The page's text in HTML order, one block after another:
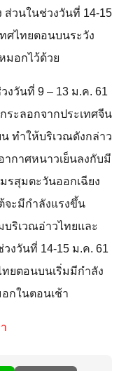
ส่วนในช่วงวันที่ 14-15
ศไทยตอนบนระวัง
มอกไว้ด้วย
วันที่ 9 – 13 ม.ค. 61
ระลอกจากประเทศจีน
ทำให้บริเวณดังกล่าว
กาศหนาวเย็นลงกับมี
รสุมตะวันออกเฉียง
จะมีกำลังแรงขึ้น
ริเวณอ่าวไทยและ
งวันที่ 14-15 ม.ค. 61
ยตอนบนเริ่มมีกำลัง
กในตอนเช้า